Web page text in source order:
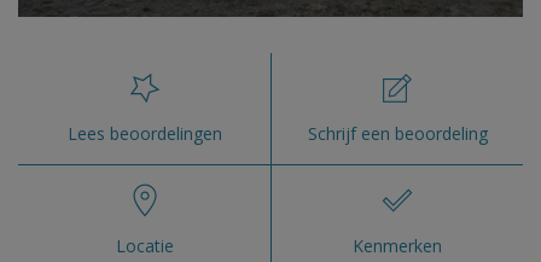
Lees beoordelingen Schrijf een beoordeling
Locatie Kenmerken